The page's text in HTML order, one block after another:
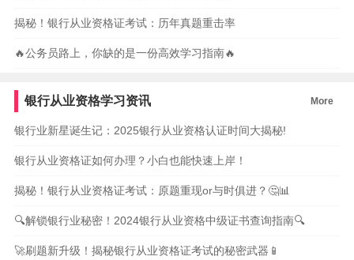
揭秘！银行从业资格证考试：历年真题重击率
🔥公务员路上，你缺的是一份高效学习指南🔥
银行从业资格学习资讯 More
银行业新星诞生记：2025银行从业资格认证时间大揭秘!
银行从业资格证如何办理？小白也能快速上岸！
揭秘！银行从业资格证考试：原题重现or与时俱进？🤔📊
🔍解锁银行业秘密！2024银行从业资格中级证书查询指南🔍
🚀刷题新升级！揭秘银行从业资格证考试的秘密武器📱